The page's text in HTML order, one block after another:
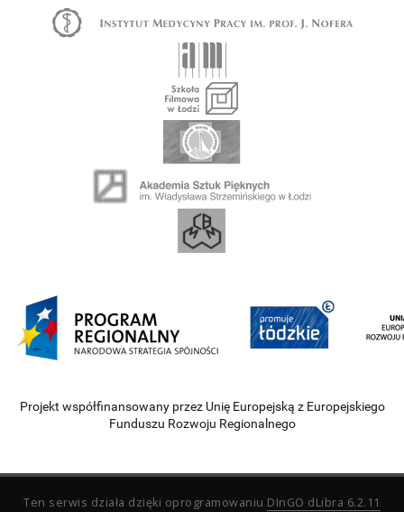
Projekt współfinansowany przez Unię Europejską z Europejskiego
Funduszu Rozwoju Regionalnego
Ten serwis działa dzięki oprogramowaniu DInGO dLibra 6.2.11